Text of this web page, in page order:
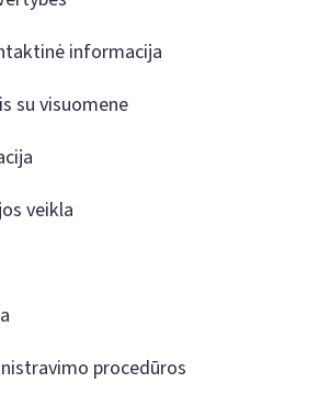
informacija
su visuomene
veikla
procedūros